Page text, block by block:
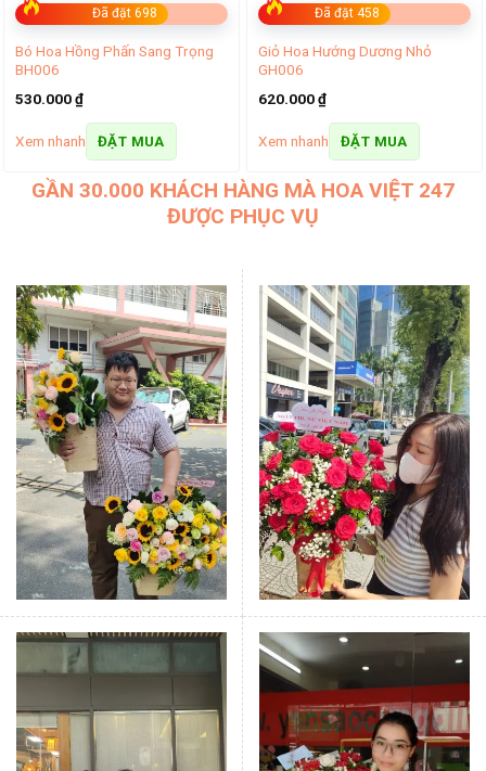
Đã đặt 698
Bó Hoa Hồng Phấn Sang Trọng
BH006
530.000₫
Xem nhanh ĐẶT MUA
Đã đặt 458
Giỏ Hoa Hướng Dương Nhỏ
GH006
620.000₫
Xem nhanh ĐẶT MUA
GẦN 30.000 KHÁCH HÀNG MÀ HOA VIỆT 247
ĐƯỢC PHỤC VỤ